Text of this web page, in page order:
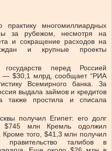
практику многомиллиардных
за рубежом, несмотря на
и сокращение расходов на
и крупные проекты
государств перед Россией
— $30,1 млрд, сообщает “РИА
Всемирного банка. За
выдала займов и кредитов
простила и списала
получил Египет: его долг
$745 млн Кремль одолжил
того, $41,3 млн получил
талибов в